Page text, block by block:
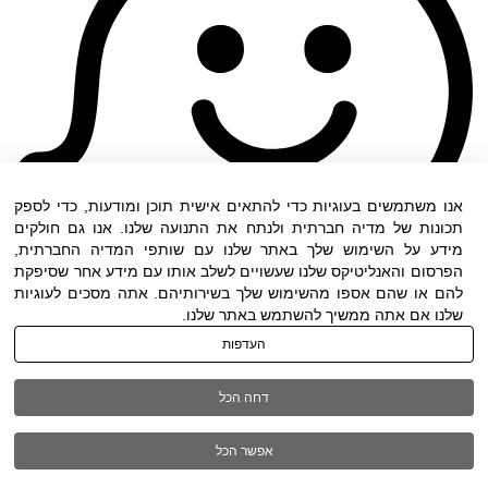
תנאי שימוש|הצהרת נגישות| כל הזכויות שמורות
ל DWO ©
אנו משתמשים בעוגיות כדי להתאים אישית תוכן ומודעות, כדי לספק
תכונות של מדיה חברתית ולנתח את התנועה שלנו. אנו גם חולקים
מידע על השימוש שלך באתר שלנו עם שותפי המדיה החברתית,
הפרסום והאנליטיקס שלנו שעשויים לשלב אותו עם מידע אחר שסיפקת
להם או שהם אספו מהשימוש שלך בשירותיהם. אתה מסכים לעוגיות
שלנו אם אתה ממשיך להשתמש באתר שלנו.
העדפות
דחה הכל
אפשר הכל